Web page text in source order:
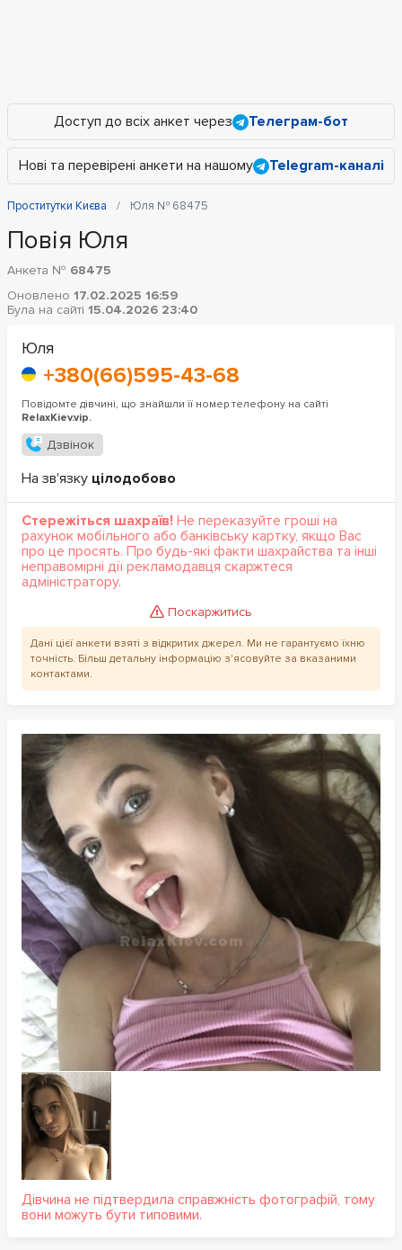
Доступ до всіх анкет через Телеграм-бот
Нові та перевірені анкети на нашому Telegram-каналі
Проститутки Києва Юля № 68475
Повія Юля
Анкета № 68475
Оновлено 17.02.2025 16:59
Була на сайті 15.04.2026 23:40
Юля
+380(66)595-43-68
Повідомте дівчині, що знайшли її номер телефону на сайті
RelaxKiev.vip.
Дзвінок
На зв'язку цілодобово
Стережіться шахраїв! Не переказуйте гроші на
рахунок мобільного або банківську картку, якщо Вас
про це просять. Про будь-які факти шахрайства та інші
неправомірні дії рекламодавця скаржтеся
адміністратору.
Поскаржитись
Дані цієї анкети взяті з відкритих джерел. Ми не гарантуємо їхню
точність. Більш детальну інформацію з'ясовуйте за вказаними
контактами.
Дівчина не підтвердила справжність фотографій, тому
вони можуть бути типовими.